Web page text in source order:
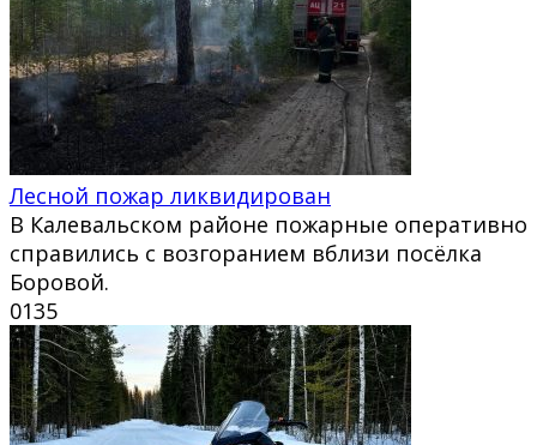
Лесной пожар ликвидирован
В Калевальском районе пожарные оперативно
справились с возгоранием вблизи посёлка
Боровой.
0135